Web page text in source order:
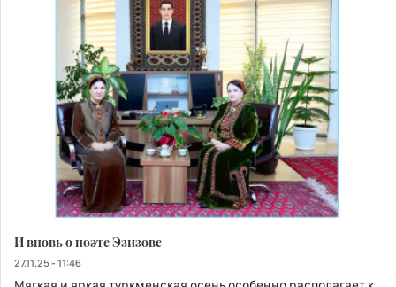
И вновь о поэте Эзизове
27.11.25 - 11:46